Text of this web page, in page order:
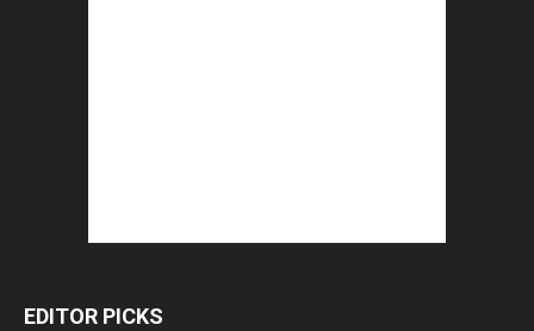
EDITOR PICKS